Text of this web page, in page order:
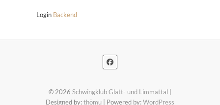
Login Backend
© 2026 Schwingklub Glatt- und Limmattal
Designed by:thömu | Powered by:WordPress